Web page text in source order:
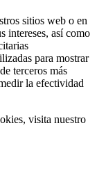
sitios web o en
intereses, así como
para mostrar
terceros más
la efectividad
visita nuestro